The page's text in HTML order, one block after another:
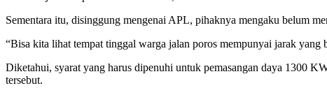
Sementara itu, disinggung mengenai APL, pihaknya mengaku belum
“Bisa kita lihat tempat tinggal warga jalan poros mempunyai jarak yang
Diketahui, syarat yang harus dipenuhi untuk pemasangan daya 1300
tersebut.